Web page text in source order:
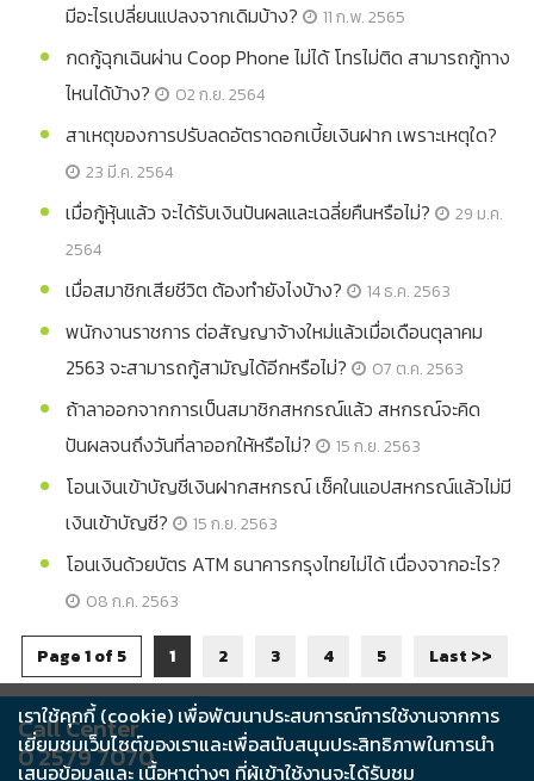
มีอะไรเปลี่ยนแปลงจากเดิมบ้าง?
11 ก.พ. 2565
กดกู้ฉุกเฉินผ่าน Coop Phone ไม่ได้ โทรไม่ติด สามารถกู้ทาง
ไหนได้บ้าง?
02 ก.ย. 2564
สาเหตุของการปรับลดอัตราดอกเบี้ยเงินฝาก เพราะเหตุใด?
23 มี.ค. 2564
เมื่อกู้หุ้นแล้ว จะได้รับเงินปันผลและเฉลี่ยคืนหรือไม่?
29 ม.ค.
2564
เมื่อสมาชิกเสียชีวิต ต้องทำยังไงบ้าง? 14 ธ.ค. 2563
พนักงานราชการ ต่อสัญญาจ้างใหม่แล้วเมื่อเดือนตุลาคม
2563 จะสามารถกู้สามัญได้อีกหรือไม่?
07 ต.ค. 2563
ถ้าลาออกจากการเป็นสมาชิกสหกรณ์แล้ว สหกรณ์จะคิด
ปันผลจนถึงวันที่ลาออกให้หรือไม่?
15 ก.ย. 2563
โอนเงินเข้าบัญชีเงินฝากสหกรณ์ เช็คในแอปสหกรณ์แล้วไม่มี
เงินเข้าบัญชี?
15 ก.ย. 2563
โอนเงินด้วยบัตร ATM ธนาคารกรุงไทยไม่ได้ เนื่องจากอะไร?
08 ก.ค. 2563
Page 1 of 5 1 2 3 4 5 Last >>
Call Center
0 2579 7070
เราใช้คุกกี้ (cookie) เพื่อพัฒนาประสบการณ์การใช้งานจากการ
เยี่ยมชมเว็บไซต์ของเราและเพื่อสนับสนุนประสิทธิภาพในการนำ
เสนอข้อมูลและ เนื้อหาต่างๆ ที่ผู้เข้าใช้งานจะได้รับชม